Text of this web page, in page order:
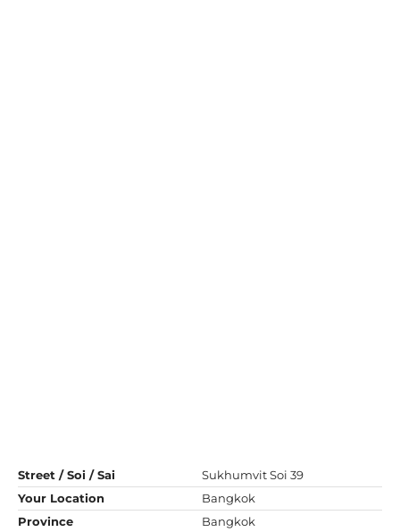
Street / Soi / Sai
Sukhumvit Soi 39
Your Location
Bangkok
Province
Bangkok